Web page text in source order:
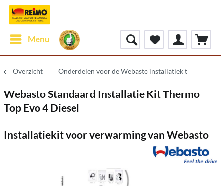
Menu
Overzicht Onderdelen voor de Webasto installatiekit
Webasto Standaard Installatie Kit Thermo
Top Evo 4 Diesel
Installatiekit voor verwarming van Webasto